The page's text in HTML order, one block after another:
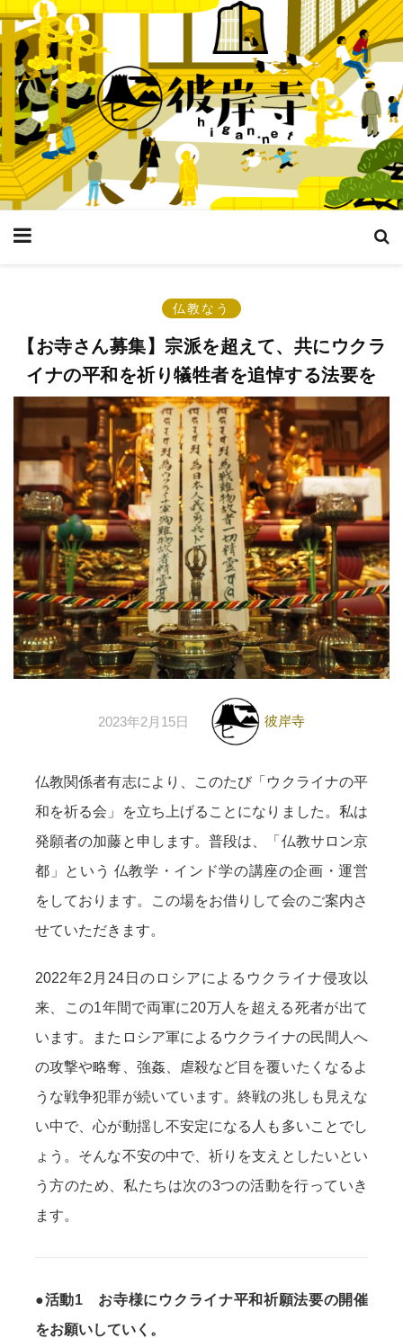
仏教なう
【お寺さん募集】宗派を超えて、共にウクラ
イナの平和を祈り犠牲者を追悼する法要を
2023年2月15日 彼岸寺
仏教関係者有志により、このたび「ウクライナの平
和を祈る会」を⽴ち上げることになりました。私は
発願者の加藤と申します。普段は、「仏教サロン京
都」という 仏教学・インド学の講座の企画・運営
をしております。この場をお借りして会のご案内さ
せていただきます。
2022年2⽉24⽇のロシアによるウクライナ侵攻以
来、この1年間で両軍に20万⼈を超える死者が出て
います。またロシア軍によるウクライナの⺠間⼈へ
の攻撃や略奪、強姦、虐殺など⽬を覆いたくなるよ
うな戦争犯罪が続いています。終戦の兆しも⾒えな
い中で、⼼が動揺し不安定になる⼈も多いことでし
ょう。そんな不安の中で、祈りを⽀えとしたいとい
う⽅のため、私たちは次の3つの活動を⾏っていき
ます。
●活動1 お寺様にウクライナ平和祈願法要の開催
をお願いしていく。